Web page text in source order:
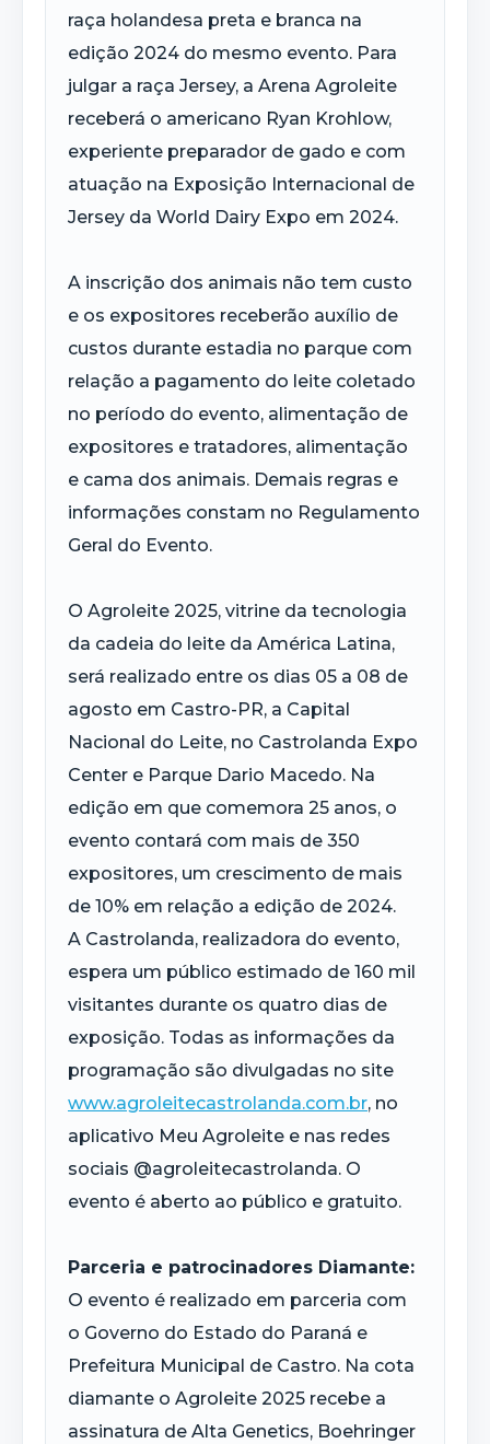
raça holandesa preta e branca na
edição 2024 do mesmo evento. Para
julgar a raça Jersey, a Arena Agroleite
receberá o americano Ryan Krohlow,
experiente preparador de gado e com
atuação na Exposição Internacional de
Jersey da World Dairy Expo em 2024.
A inscrição dos animais não tem custo
e os expositores receberão auxílio de
custos durante estadia no parque com
relação a pagamento do leite coletado
no período do evento, alimentação de
expositores e tratadores, alimentação
e cama dos animais. Demais regras e
informações constam no Regulamento
Geral do Evento.
O Agroleite 2025, vitrine da tecnologia
da cadeia do leite da América Latina,
será realizado entre os dias 05 a 08 de
agosto em Castro-PR, a Capital
Nacional do Leite, no Castrolanda Expo
Center e Parque Dario Macedo. Na
edição em que comemora 25 anos, o
evento contará com mais de 350
expositores, um crescimento de mais
de 10% em relação a edição de 2024.
A Castrolanda, realizadora do evento,
espera um público estimado de 160 mil
visitantes durante os quatro dias de
exposição. Todas as informações da
programação são divulgadas no site
www.agroleitecastrolanda.com.br, no
aplicativo Meu Agroleite e nas redes
sociais @agroleitecastrolanda. O
evento é aberto ao público e gratuito.
Parceria e patrocinadores Diamante:
O evento é realizado em parceria com
o Governo do Estado do Paraná e
Prefeitura Municipal de Castro. Na cota
diamante o Agroleite 2025 recebe a
assinatura de Alta Genetics, Boehringer